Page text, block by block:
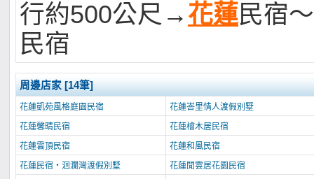
行約500公尺→ 花蓮民宿
民宿
周邊店家 [14筆]
花蓮凱苑風格庭園民宿
花蓮峇里情人渡假別墅
花蓮馨晴民宿
花蓮檜木居民宿
花蓮雲頂民宿
花蓮和風民宿
花蓮民宿‧洄瀾灣渡假別墅
花蓮閒雲居花園民宿